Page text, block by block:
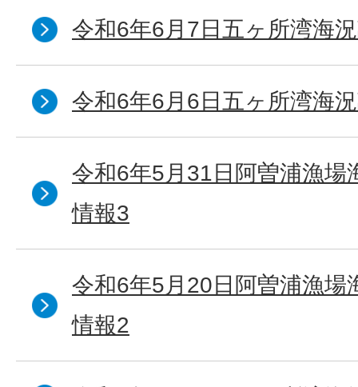
令和6年6月7日五ヶ所湾海
令和6年6月6日五ヶ所湾海
令和6年5月31日阿曽浦漁場
情報3
令和6年5月20日阿曽浦漁場
情報2